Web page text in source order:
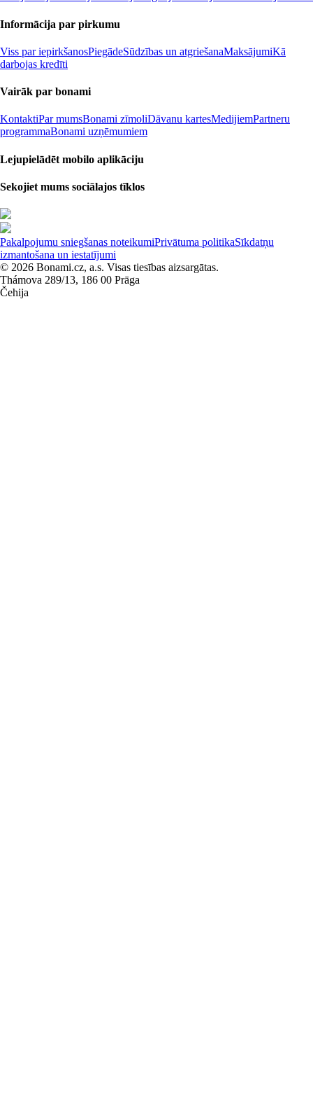
Informācija par pirkumu
Viss par iepirkšanosPiegādeSūdzības un atgriešanaMaksājumiKā
darbojas kredīti
Vairāk par bonami
KontaktiPar mumsBonami zīmoliDāvanu kartesMedijiemPartneru
programmaBonami uzņēmumiem
Lejupielādēt mobilo aplikāciju
Sekojiet mums sociālajos tīklos
Pakalpojumu sniegšanas noteikumiPrivātuma politikaSīkdatņu
izmantošana un iestatījumi
© 2026 Bonami.cz, a.s. Visas tiesības aizsargātas.
Thámova 289/13, 186 00 Prāga
Čehija